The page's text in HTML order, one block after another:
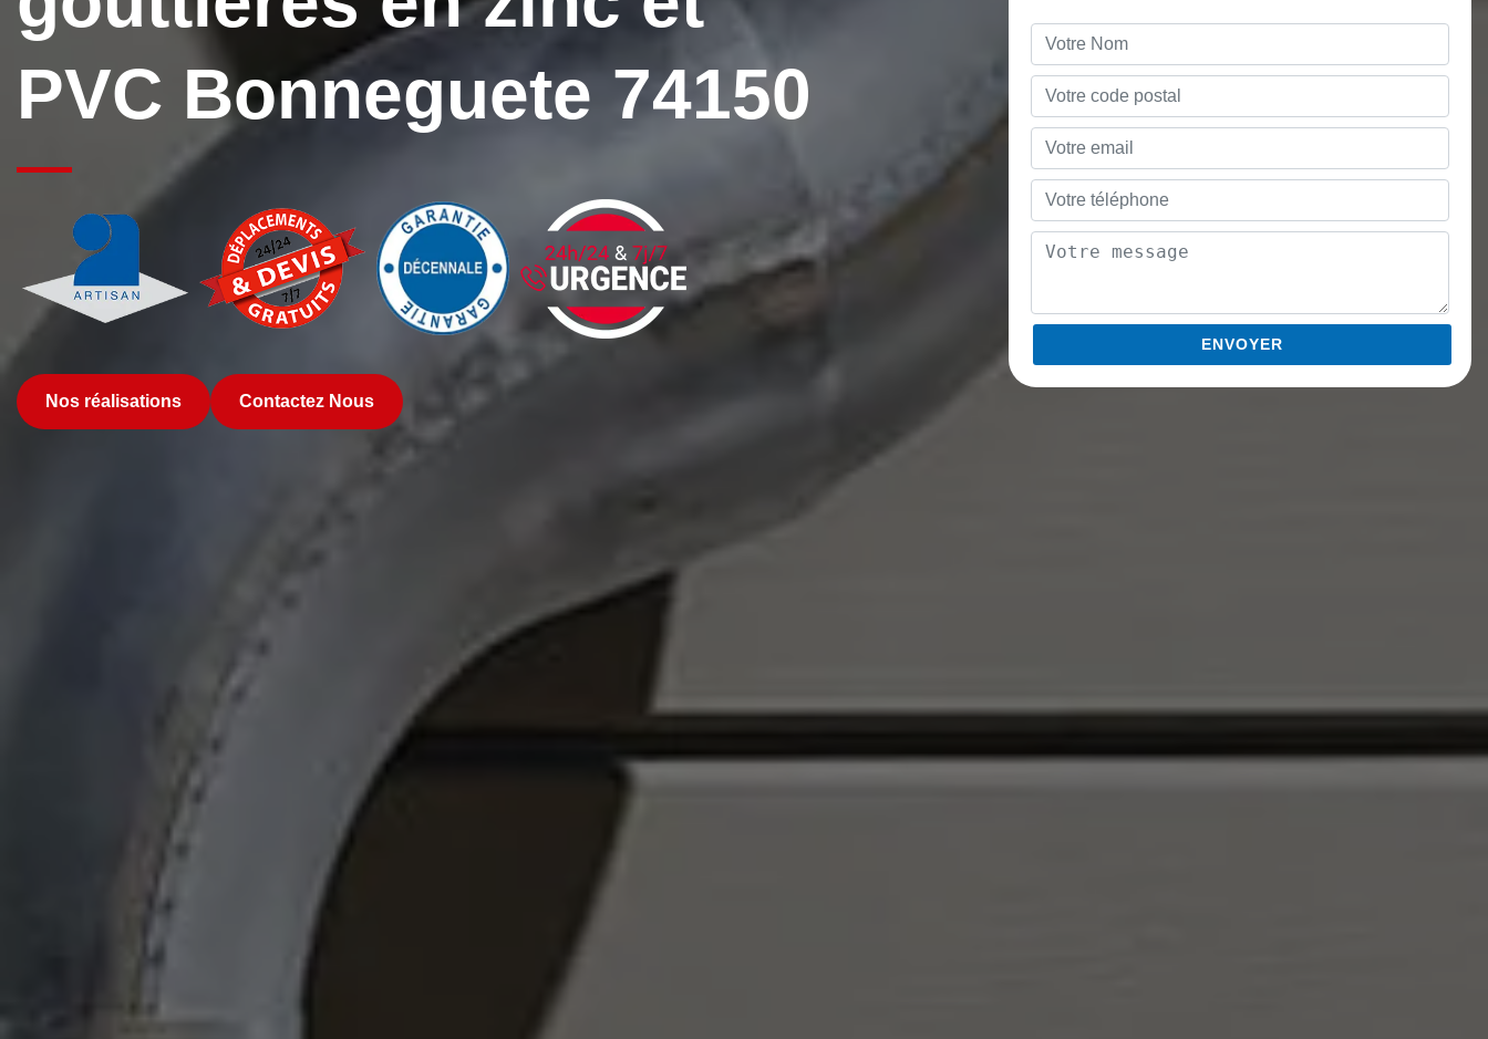
PVC Bonneguete 74150
Nos réalisations Contactez Nous